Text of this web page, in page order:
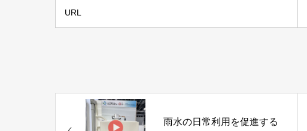
URL
雨水の日常利用を促進する